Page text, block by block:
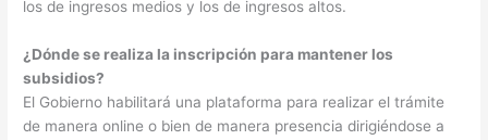
los de ingresos medios y los de ingresos altos.
¿Dónde se realiza la inscripción para mantener los
subsidios?
El Gobierno habilitará una plataforma para realizar el trámite
de manera online o bien de manera presencia dirigiéndose a